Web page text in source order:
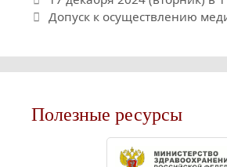
Допуск к осуществлению
Полезные ресурсы